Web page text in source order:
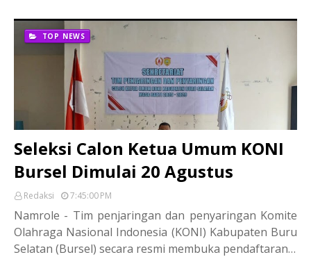
TOP NEWS
Seleksi Calon Ketua Umum KONI
Bursel Dimulai 20 Agustus
Redaksi 7:45:00 PM
Namrole - Tim penjaringan dan penyaringan Komite
Olahraga Nasional Indonesia (KONI) Kabupaten Buru
Selatan (Bursel) secara resmi membuka pendaftaran…